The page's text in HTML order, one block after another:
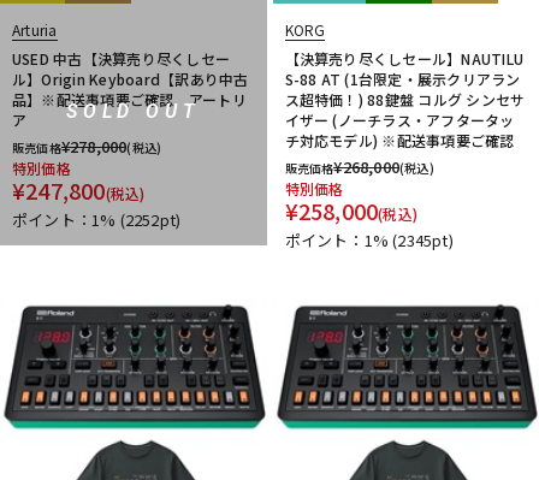
SOLD OUT
Arturia
USED 中古【決算売り尽くしセー
ル】Origin Keyboard【訳あり中古
品】※配送事項要ご確認 アートリ
ア
販売価格¥278,000(税込)
特別価格
¥247,800(税込)
ポイント：1% (2252pt)
KORG
【決算売り尽くしセール】NAUTILU
S-88 AT (1台限定・展示クリアラン
ス超特価！) 88鍵盤 コルグ シンセサ
イザー (ノーチラス・アフタータッ
チ対応モデル) ※配送事項要ご確認
販売価格¥268,000(税込)
特別価格
¥258,000(税込)
ポイント：1%(2345pt)